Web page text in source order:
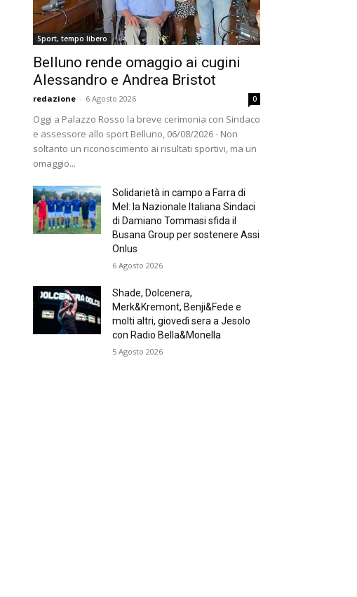
Sport, tempo libero
Belluno rende omaggio ai cugini
Alessandro e Andrea Bristot
redazione - 6 Agosto 2026 0
Oggi a Palazzo Rosso la breve cerimonia con Sindaco
e assessore allo sport Belluno, 06/08/2026 - Non
soltanto un riconoscimento ai risultati sportivi, ma un
omaggio...
Solidarietà in campo a Farra di
Mel: la Nazionale Italiana Sindaci
di Damiano Tommasi sfida il
Busana Group per sostenere Assi
Onlus
6 Agosto 2026
Shade, Dolcenera,
Merk&Kremont, Benji&Fede e
molti altri, giovedì sera a Jesolo
con Radio Bella&Monella
5 Agosto 2026